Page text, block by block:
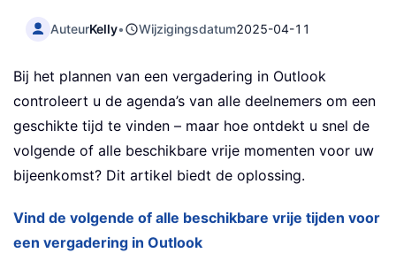
AuteurKelly• Wijzigingsdatum2025-04-11
Bij het plannen van een vergadering in Outlook
controleert u de agenda’s van alle deelnemers om een
geschikte tijd te vinden – maar hoe ontdekt u snel de
volgende of alle beschikbare vrije momenten voor uw
bijeenkomst? Dit artikel biedt de oplossing.
Vind de volgende of alle beschikbare vrije tijden voor
een vergadering in Outlook